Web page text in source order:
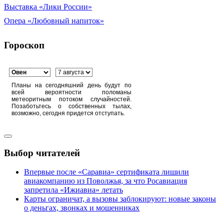
Выставка «Лики России»
Опера «Любовный напиток»
Гороскоп
Планы на сегодняшний день будут по
всей вероятности поломаны
метеоритным потоком случайностей.
Позаботьтесь о собственных тылах,
возможно, сегодня придется отступать.
Выбор читателей
Впервые после «Саравиа» сертификата лишили
авиакомпанию из Поволжья, за что Росавиация
запретила «Ижиавиа» летать
Карты ограничат, а вызовы заблокируют: новые законы
о деньгах, звонках и мошенниках